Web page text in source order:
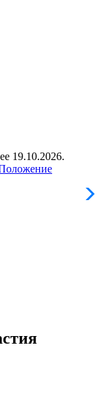
19.10.2026.